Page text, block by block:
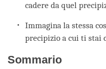
cadere da quel
Immagina la stessa
precipizio a cui ti stai
Sommario